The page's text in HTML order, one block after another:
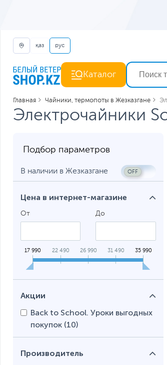
қаз рус
Каталог
Главная Чайники, термопоты в Жезказгане
Электрочайники
Подбор параметров
В наличии в Жезказгане
Цена в интернет-магазине
От До
17 990 22 490 26 990 31 490 35 990
Акции
Back to School. Уроки выгодных
покупок (10)
Производитель